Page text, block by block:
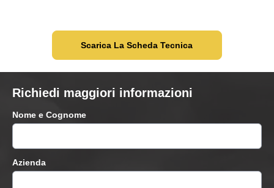
Scarica La Scheda Tecnica
Richiedi maggiori informazioni
Nome e Cognome
Azienda